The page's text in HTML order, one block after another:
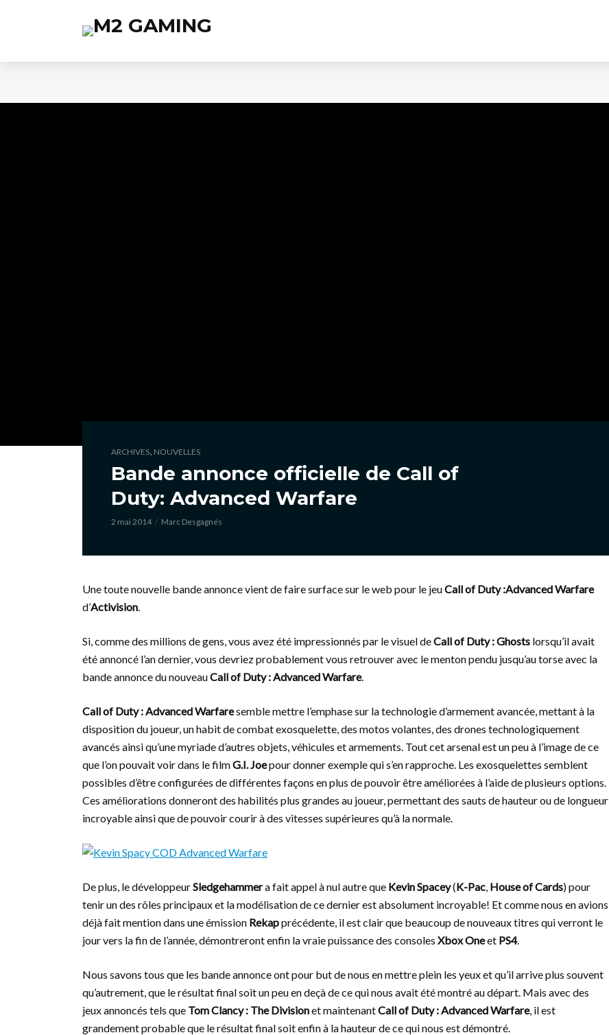
ARCHIVES, NOUVELLES
Bande annonce officielle de Call of
Duty: Advanced Warfare
2 mai 2014 Marc Desgagnés
Une toute nouvelle bande annonce vient de faire surface sur le web pour le jeuCall of Duty :Advanced Warfare
d’Activision.
Si, comme des millions de gens, vous avez été impressionnés par le visuel deCall of Duty : Ghosts lorsqu’il avait
été annoncé l’an dernier, vous devriez probablement vous retrouver avec le menton pendu jusqu’au torse avec la
bande annonce du nouveauCall of Duty : Advanced Warfare.
Call of Duty : Advanced Warfaresemble mettre l’emphase sur la technologie d’armement avancée, mettant à la
disposition du joueur, un habit de combat exosquelette, des motos volantes, des drones technologiquement
avancés ainsi qu’une myriade d’autres objets, véhicules et armements. Tout cet arsenal est un peu à l’image de ce
que l’on pouvait voir dans le filmG.I. Joepour donner exemple qui s’en rapproche. Les exosquelettes semblent
possibles d’être configurées de différentes façons en plus de pouvoir être améliorées à l’aide de plusieurs options.
Ces améliorations donneront des habilités plus grandes au joueur, permettant des sauts de hauteur ou de longueur
incroyable ainsi que de pouvoir courir à des vitesses supérieures qu’à la normale.
De plus, le développeurSledgehammera fait appel à nul autre que Kevin Spacey(K-Pac, House of Cards) pour
tenir un des rôles principaux et la modélisation de ce dernier est absolument incroyable! Et comme nous en avions
déjà fait mention dans une émission Rekapprécédente, il est clair que beaucoup de nouveaux titres qui verront le
jour vers la fin de l’année, démontreront enfin la vraie puissance des consoles Xbox Oneet PS4.
Nous savons tous que les bande annonce ont pour but de nous en mettre plein les yeux et qu’il arrive plus souvent
qu’autrement, que le résultat final soit un peu en deçà de ce qui nous avait été montré au départ. Mais avec des
jeux annoncés tels que Tom Clancy : The Divisionet maintenantCall of Duty : Advanced Warfare, il est
grandement probable que le résultat final soit enfin à la hauteur de ce qui nous est démontré.